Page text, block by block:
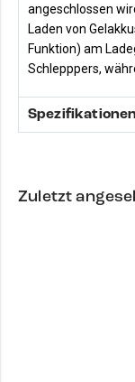
angeschlossen
Laden von
Funktion) am
Schlepppers,
Spezifikationen
Zuletzt